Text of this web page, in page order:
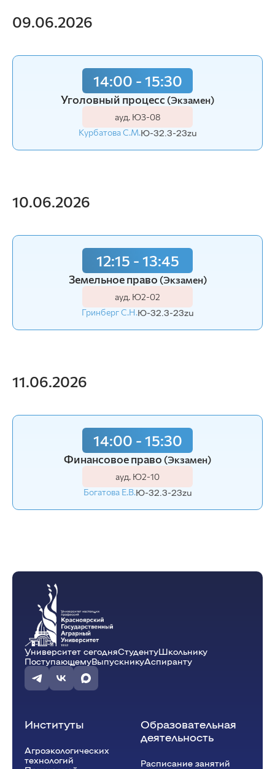
09.06.2026
14:00 - 15:30
Уголовный процесс (Экзамен)
ауд. Ю3-08
Курбатова С.М.Ю-32.3-23zu
10.06.2026
12:15 - 13:45
Земельное право (Экзамен)
ауд. Ю2-02
Гринберг С.Н.Ю-32.3-23zu
11.06.2026
14:00 - 15:30
Финансовое право (Экзамен)
ауд. Ю2-10
Богатова Е.В.Ю-32.3-23zu
Университет сегодняСтудентуШкольнику
ПоступающемуВыпускникуАспиранту
Институты
Агроэкологических
технологий
Образовательная
деятельность
Расписание занятий